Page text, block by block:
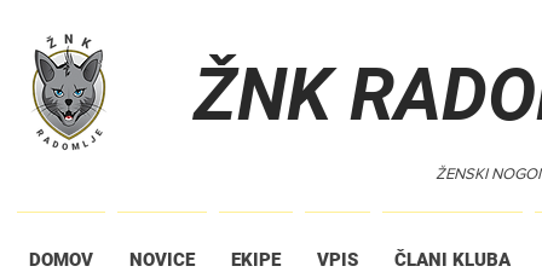
ŽNK
ŽENSKI
DOMOV NOVICE EKIPE VPIS ČLANI KLUBA